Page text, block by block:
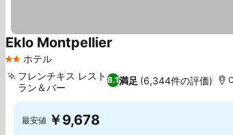
2 ホテルのランク
ホテル
Eklo Montpellier
8.1満足 (6,344件の評価)
フレンチキス レスト
ラン＆バー
最安値 ￥9,678